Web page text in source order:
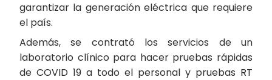
garantizar la generación eléctrica que requiere
el país.
Además, se contrató los servicios de un
laboratorio clínico para hacer pruebas rápidas
de COVID 19 a todo el personal y pruebas RT